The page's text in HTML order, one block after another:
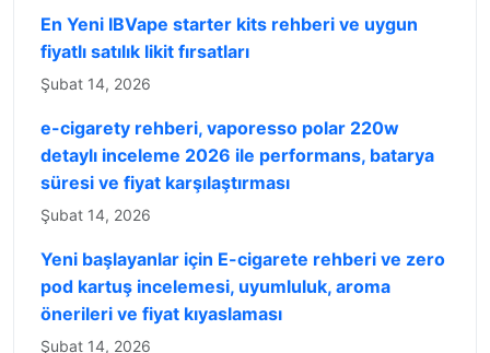
En Yeni IBVape starter kits rehberi ve uygun
fiyatlı satılık likit fırsatları
Şubat 14, 2026
e-cigarety rehberi, vaporesso polar 220w
detaylı inceleme 2026 ile performans, batarya
süresi ve fiyat karşılaştırması
Şubat 14, 2026
Yeni başlayanlar için E-cigarete rehberi ve zero
pod kartuş incelemesi, uyumluluk, aroma
önerileri ve fiyat kıyaslaması
Şubat 14, 2026